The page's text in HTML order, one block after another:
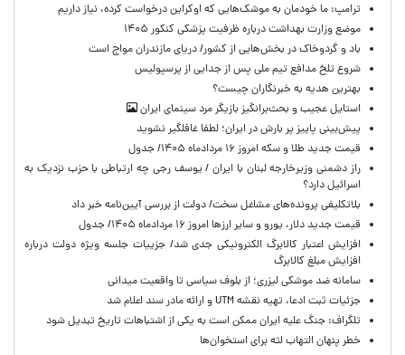
ترامپ: ما خودمان به موشک‌هایی که اوکراین درخواست کرده، نیاز داریم
موضع وزارت بهداشت درباره ظرفیت پزشکی کنکور ۱۴۰۵
باد و گردوخاک در بخش‌هایی از کشور/ دریای مازندران مواج است
شروع تلخ مدافع تیم ملی پس از جدایی از پرسپولیس
بهترین هدیه به خبرنگاران چیست؟
استایل عجیب و بحث‌برانگیز بازیگر مرد سینمای ایران
پیش‌بینی پاییز پر بارش در ایران؛ لطفا غافلگیر نشوید
قیمت جدید طلا و سکه امروز ۱۶ مردادماه ۱۴۰۵/ جدول
راز دشمنی وزیرخارجه لبنان با ایران / یوسف رجی چه ارتباطی با حزب نزدیک به
اسرائیل دارد؟
بلاتکلیفی پرونده‌های مشاغل سخت/ دولت از بررسی آیین‌نامه خبر داد
قیمت جدید دلار، یورو و سایر ارزها امروز ۱۶ مردادماه ۱۴۰۵/ جدول
افزایش اعتبار کالابرگ الکترونیکی جدی شد/ جزییات جلسه ویژه دولت درباره
افزایش مبلغ کالابرگ
سامانه ضد موشکی لیزری؛ از بلوف سیاسی تا واقعیت میدانی
جزئیات ثبت ادعا، تهیه نقشه UTM و ارائه مادر سند اعلام شد
تلگراف: جنگ علیه ایران ممکن است به یکی از اشتباهات تاریخ تبدیل شود
خطر پنهان التهاب لثه برای استخوان‌ها